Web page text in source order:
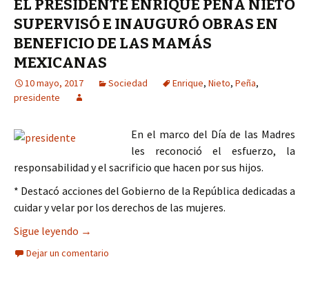
EL PRESIDENTE ENRIQUE PEÑA NIETO
SUPERVISÓ E INAUGURÓ OBRAS EN
BENEFICIO DE LAS MAMÁS
MEXICANAS
10 mayo, 2017 Sociedad Enrique, Nieto, Peña,
presidente
En el marco del Día de las Madres
les reconoció el esfuerzo, la
responsabilidad y el sacrificio que hacen por sus hijos.
* Destacó acciones del Gobierno de la República dedicadas a
cuidar y velar por los derechos de las mujeres.
Sigue leyendo EL PRESIDENTE ENRIQUE PEÑA NIETO
→
Dejar un comentario